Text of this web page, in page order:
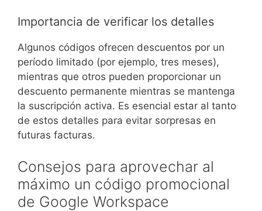
Importancia de verificar los detalles
Algunos códigos ofrecen descuentos por un
período limitado (por ejemplo, tres meses),
mientras que otros pueden proporcionar un
descuento permanente mientras se mantenga
la suscripción activa. Es esencial estar al tanto
de estos detalles para evitar sorpresas en
futuras facturas.
Consejos para aprovechar al
máximo un código promocional
de Google Workspace